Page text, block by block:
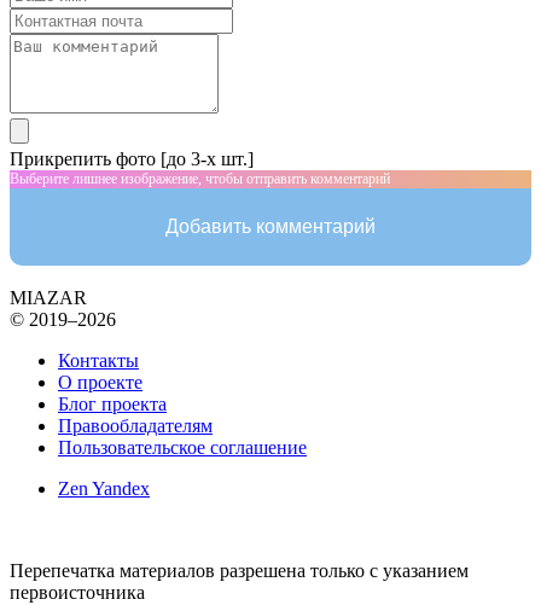
Прикрепить фото [до 3-х шт.]
Выберите лишнее изображение, чтобы отправить комментарий
Добавить комментарий
MIAZAR
© 2019–2026
Контакты
О проекте
Блог проекта
Правообладателям
Пользовательское соглашение
Zen Yandex
Перепечатка материалов разрешена только с указанием
первоисточника